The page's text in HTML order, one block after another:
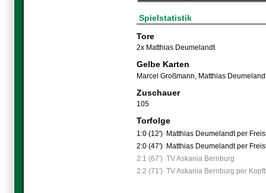
Spielstatistik
Tore
2x Matthias Deumelandt
Gelbe Karten
Marcel Großmann Matthias
Zuschauer
105
Torfolge
1:0 (12') Matthias Deumelandt per
2:0 (47') Matthias Deumelandt per
2:1 (67') TV Askania Bernburg
2:2 (71') TV Askania Bernburg per